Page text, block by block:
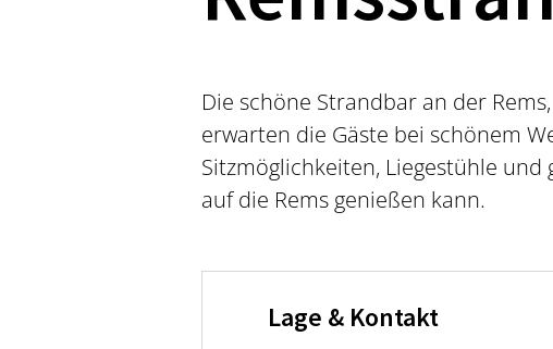
Die schöne Strandbar an der
erwarten die Gäste bei schönem
Sitzmöglichkeiten, Liegestühle
auf die Rems genießen kann.
Lage & Kontakt